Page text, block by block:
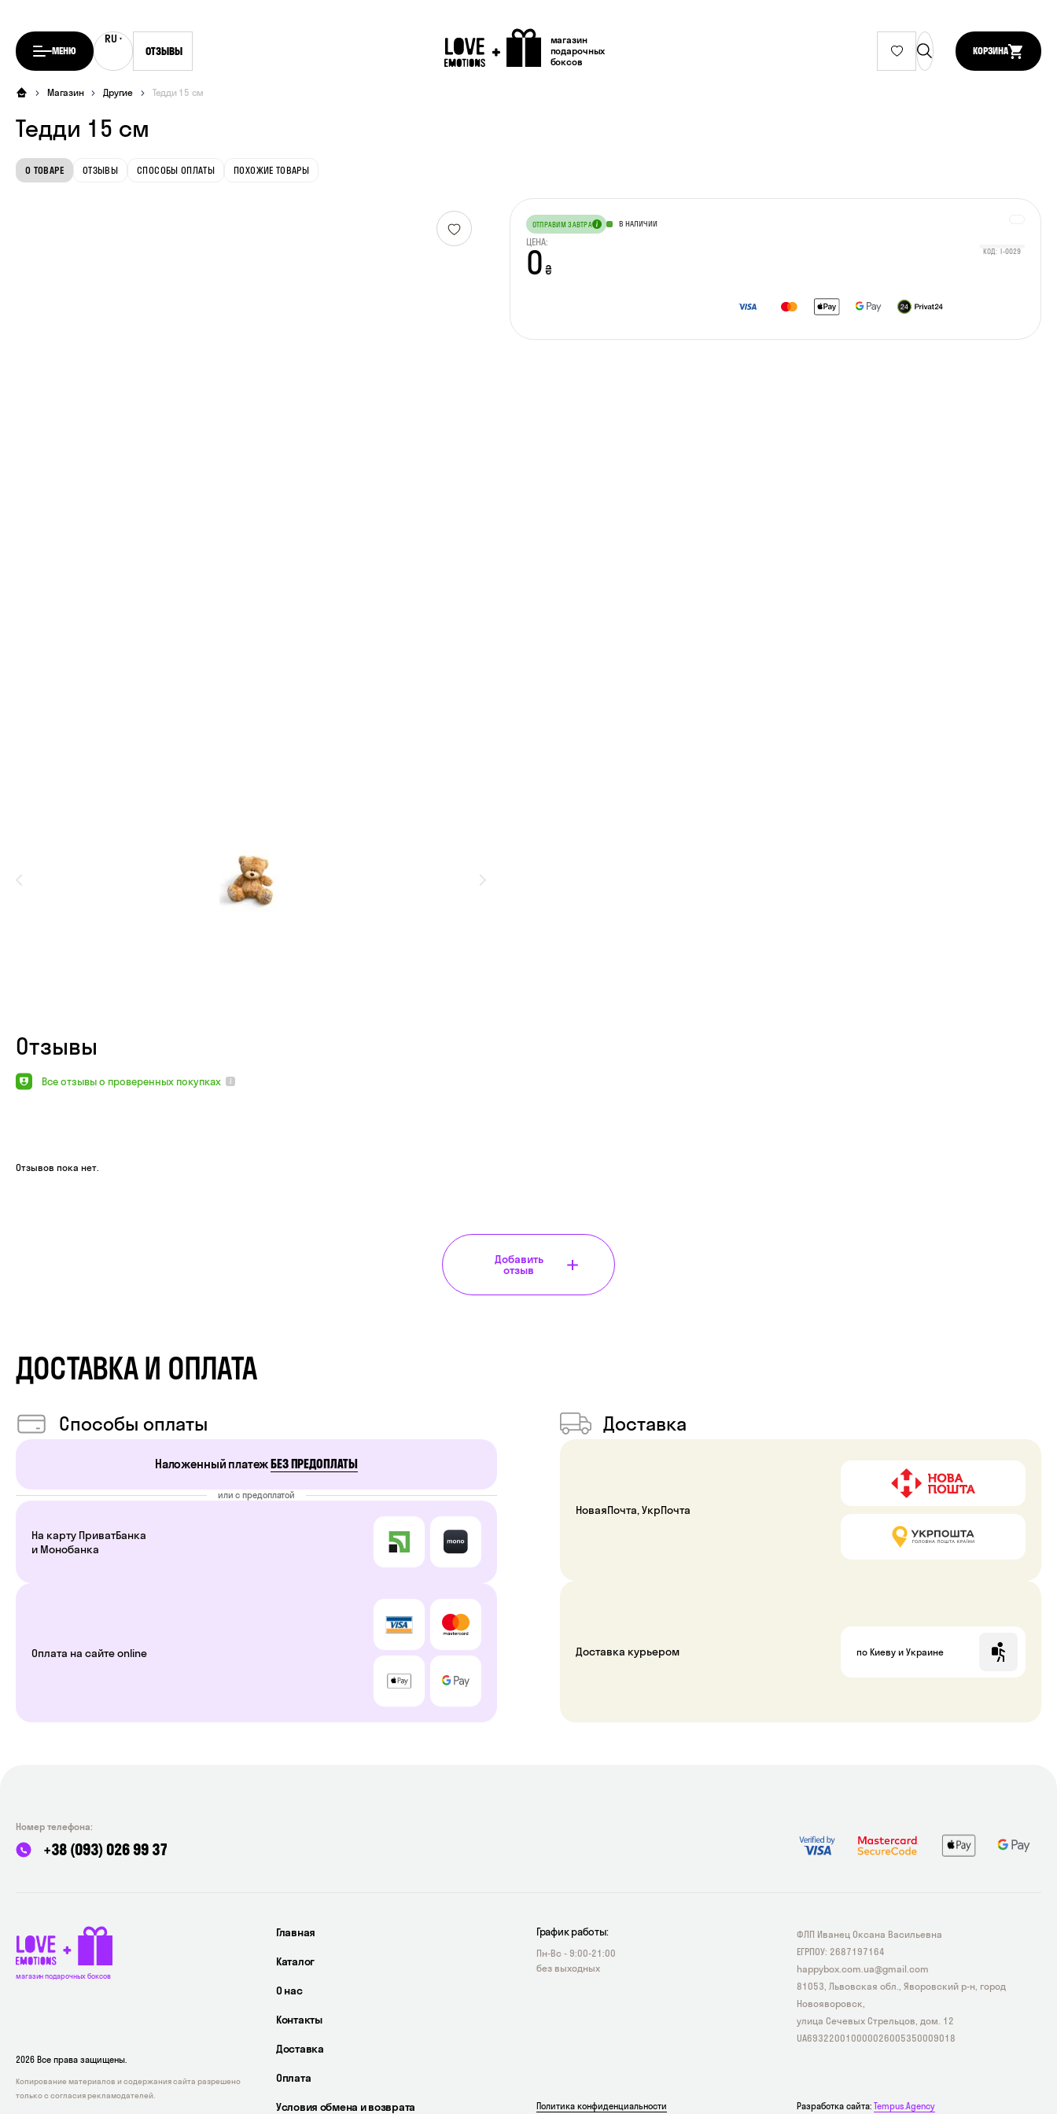
МЕНЮ
RU
UA ОТЗЫВЫ
магазин
подарочных
боксов
КОРЗИНА
Магазин Другие Тедди 15 см
Тедди 15 см
О ТОВАРЕ ОТЗЫВЫ СПОСОБЫ ОПЛАТЫ ПОХОЖИЕ ТОВАРЫ
ОТПРАВИМ ЗАВТРА В НАЛИЧИИ
КОД: I-0029
ЦЕНА:
0 ₴
Отзывы
Все отзывы о проверенных покупках
Отзывов пока нет.
Добавить
отзыв
ДОСТАВКА И ОПЛАТА
Способы оплаты
Наложенный платеж БЕЗ ПРЕДОПЛАТЫ
или с предоплатой
На карту ПриватБанка
и Монобанка
Оплата на сайте online
Доставка
НоваяПочта, УкрПочта
Доставка курьером по Киеву и Украине
Номер телефона:
+38 (093) 026 99 37
Главная
Каталог
О нас
Контакты
Доставка
Оплата
Условия обмена и возврата
График работы:
Пн-Вс - 9:00-21:00
без выходных
магазин подарочных боксов
ФЛП Иванец Оксана Васильевна
ЕГРПОУ: 2687197164
happybox.com.ua@gmail.com
81053, Львовская обл., Яворовский р-н, город
Новояворовск,
улица Сечевых Стрельцов, дом. 12
UA693220010000026005350009018
Политика конфиденциальности
2026 Все права защищены.
Разработка сайта: Tempus.Agency
Копирование материалов и содержания сайта разрешено
только с согласия рекламодателей.